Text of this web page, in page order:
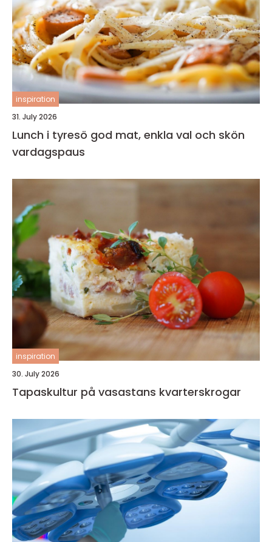
inspiration
31. July 2026
Lunch i tyresö god mat, enkla val och skön
vardagspaus
inspiration
30. July 2026
Tapaskultur på vasastans kvarterskrogar